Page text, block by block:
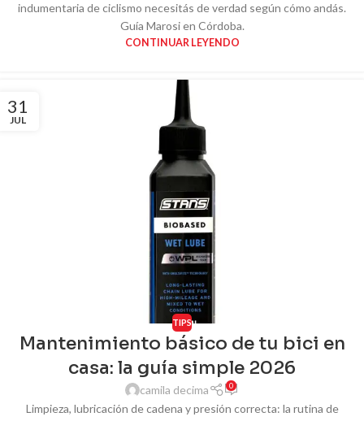
indumentaria de ciclismo necesitás de verdad según cómo andás.
Guía Marosi en Córdoba.
CONTINUAR LEYENDO
31
JUL
TIPS
Mantenimiento básico de tu bici en
casa: la guía simple 2026
camila decima 0
Limpieza, lubricación de cadena y presión correcta: la rutina de